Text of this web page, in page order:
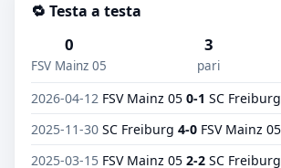
🔁 Testa a testa
0
FSV Mainz 05
3
pari
2026-04-12 FSV Mainz 05 0-1 SC Freiburg
2025-11-30 SC Freiburg 4-0 FSV Mainz 05
2025-03-15 FSV Mainz 05 2-2 SC Freiburg